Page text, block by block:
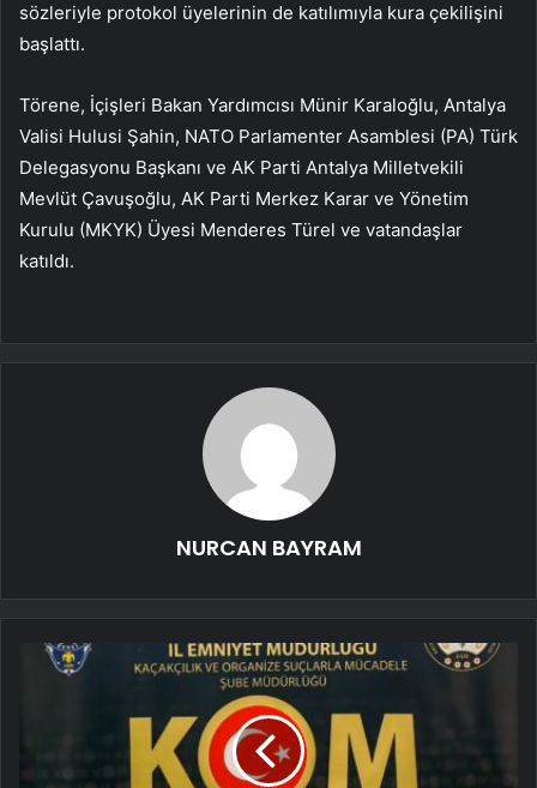
sözleriyle protokol üyelerinin de katılımıyla kura çekilişini
başlattı.
Törene, İçişleri Bakan Yardımcısı Münir Karaloğlu, Antalya
Valisi Hulusi Şahin, NATO Parlamenter Asamblesi (PA) Türk
Delegasyonu Başkanı ve AK Parti Antalya Milletvekili
Mevlüt Çavuşoğlu, AK Parti Merkez Karar ve Yönetim
Kurulu (MKYK) Üyesi Menderes Türel ve vatandaşlar
katıldı.
NURCAN BAYRAM